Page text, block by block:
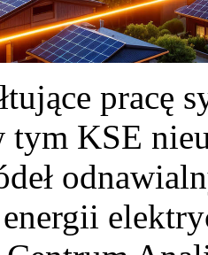
pracę
tym KSE